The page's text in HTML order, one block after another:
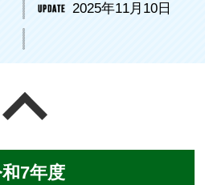
2025年11月10日
7年度